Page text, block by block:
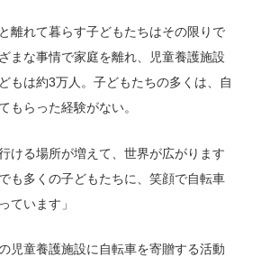
離れて暮らす子どもたちはその限りで
まな事情で家庭を離れ、児童養護施設
もは約3万人。子どもたちの多くは、自
もらった経験がない。
ける場所が増えて、世界が広がります
も多くの子どもたちに、笑顔で自転車
ています」
児童養護施設に自転車を寄贈する活動